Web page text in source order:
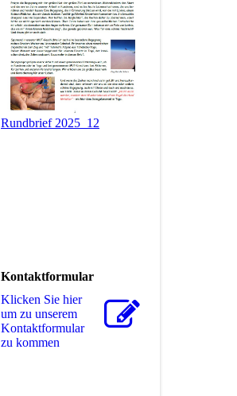
Rundbrief 2025_12
Kontaktformular
Klicken Sie hier
um zu unserem
Kon­takt­for­mu­lar
zu kommen